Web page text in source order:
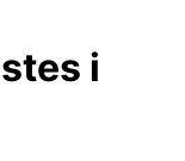
entrada
i